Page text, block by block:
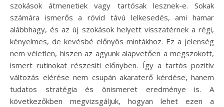
szokások átmenetiek vagy tartósak lesznek-e. Sokak
számára ismerős a rövid távú lelkesedés, ami hamar
alábbhagy, és az új szokások helyett visszatérnek a régi,
kényelmes, de kevésbé előnyös mintákhoz. Ez a jelenség
nem véletlen, hiszen az agyunk alapvetően a megszokott,
ismert rutinokat részesíti előnyben. Így a tartós pozitív
változás elérése nem csupán akaraterő kérdése, hanem
tudatos stratégia és önismeret eredménye is. A
következőkben megvizsgáljuk, hogyan lehet ezen a